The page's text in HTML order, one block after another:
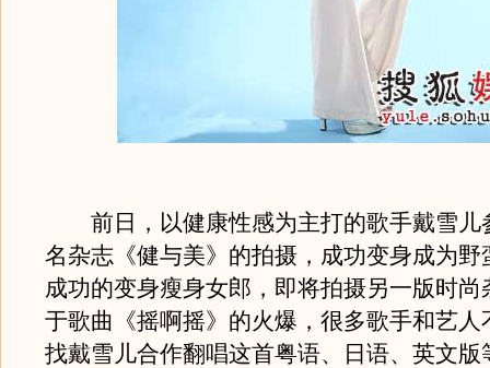
前日，以健康性感为主打的歌手戴雪儿
名杂志《健与美》的拍摄，成功变身成为野
成功的变身瘦身女郎，即将拍摄另一版时尚
于歌曲《摇啊摇》的火爆，很多歌手和艺人
找戴雪儿合作翻唱这首粤语、日语、英文版